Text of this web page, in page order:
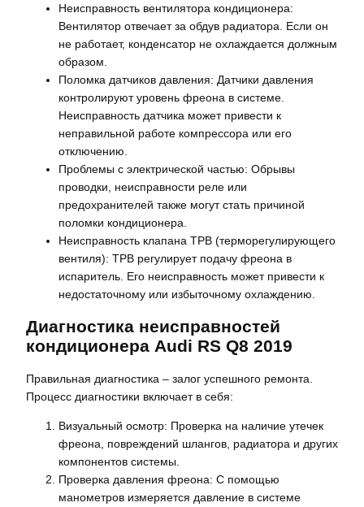
Неисправность вентилятора кондиционера:
Вентилятор отвечает за обдув радиатора. Если он
не работает, конденсатор не охлаждается должным
образом.
Поломка датчиков давления: Датчики давления
контролируют уровень фреона в системе.
Неисправность датчика может привести к
неправильной работе компрессора или его
отключению.
Проблемы с электрической частью: Обрывы
проводки, неисправности реле или
предохранителей также могут стать причиной
поломки кондиционера.
Неисправность клапана ТРВ (терморегулирующего
вентиля): ТРВ регулирует подачу фреона в
испаритель. Его неисправность может привести к
недостаточному или избыточному охлаждению.
Диагностика неисправностей
кондиционера Audi RS Q8 2019
Правильная диагностика – залог успешного ремонта.
Процесс диагностики включает в себя:
Визуальный осмотр: Проверка на наличие утечек
фреона, повреждений шлангов, радиатора и других
компонентов системы.
Проверка давления фреона: С помощью
манометров измеряется давление в системе